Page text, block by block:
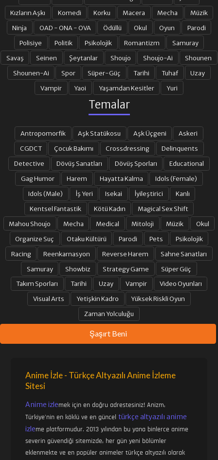
Kızların Aşkı
Komedi Korku Macera Mecha
Müzik
Ninja
OAD - ONA - OVA Ödüllü Okul Oyun
Parodi
Polisiye
Politik Psikolojik Romantizm
Samuray
Savaş
Seinen Şeytanlar Shoujo Shoujo-Ai
Shounen
Shounen-Ai
Spor Süper-Güç Tarihi Tuhaf
Uzay
Vampir
Yaoi Yaşamdan Kesitler Yuri
Temalar
Antropomorfik Aşk Statükosu Aşk Üçgeni
Askeri
CGDCT
Çocuk Bakımı Crossdressing
Delinquents
Detective
Dövüş Sanatları Dövüş Sporları
Educational
Gag Humor
Harem Hayatta Kalma
Idols (Female)
Idols (Male)
İş Yeri Isekai İyileştirici
Kanlı
Kentsel Fantastik
Kötü Kadın
Magical Sex Shift
Mahou Shoujo
Mecha Medical Mitoloji Müzik
Okul
Organize Suç
Otaku Kültürü Parodi Pets
Psikolojik
Racing
Reenkarnasyon Reverse Harem
Sahne Sanatları
Samuray
Showbiz Strategy Game
Süper Güç
Takım Sporları
Tarihi Uzay Vampir
Video Oyunları
Visual Arts
Yetişkin Kadro
Yüksek Riskli Oyun
Zaman Yolculuğu
Şaşırt Beni
Anime İzle - Türkçe Altyazılı Anime İzleme
Sitesi
Anime izlemek için en doğru adrestesiniz! Anizm,
Türkiye'nin en köklü ve en günceltürkçe altyazılı anime
izleme platformudur. 2013 yılından bu yana binlerce anime
severin güvendiği sitemizde, her gün yeni bölümler
eklenmekte ve en popüler animeler türkçe altyazılı olarak